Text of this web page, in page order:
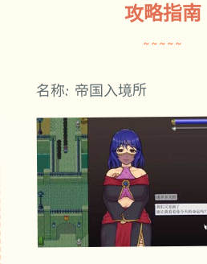
攻略指南
~~~~~
名称: 帝国入境所